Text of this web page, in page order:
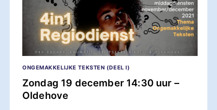
ONGEMAKKELIJKE TEKSTEN (DEEL I)
Zondag 19 december 14:30 uur –
Oldehove